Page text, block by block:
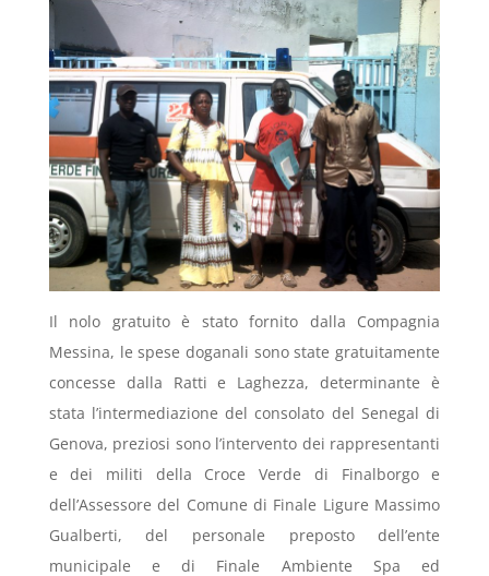
Il nolo gratuito è stato fornito dalla Compagnia
Messina, le spese doganali sono state gratuitamente
concesse dalla Ratti e Laghezza, determinante è
stata l’intermediazione del consolato del Senegal di
Genova, preziosi sono l’intervento dei rappresentanti
e dei militi della Croce Verde di Finalborgo e
dell’Assessore del Comune di Finale Ligure Massimo
Gualberti, del personale preposto dell’ente
municipale e di Finale Ambiente Spa ed